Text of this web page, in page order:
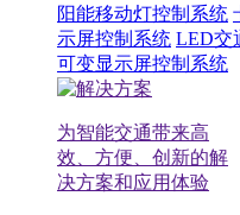
阳能移动灯控制系统
示屏控制系统 LED交
可变显示屏控制系统
为智能交通带来高
效、方便、创新的解
决方案和应用体验